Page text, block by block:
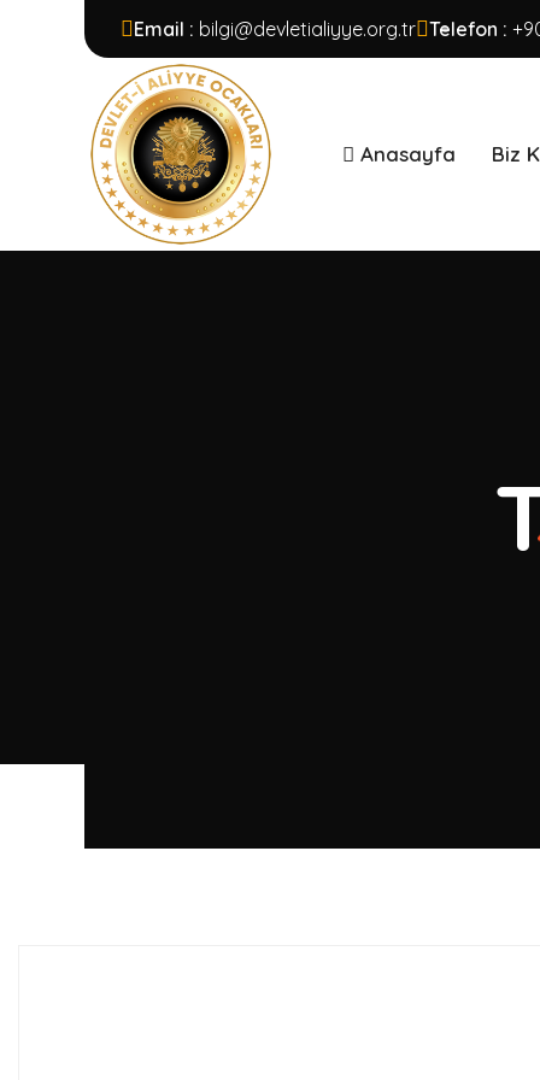
Email : bilgi@devletialiyye.org.tr Telefon :
Anasayfa Biz